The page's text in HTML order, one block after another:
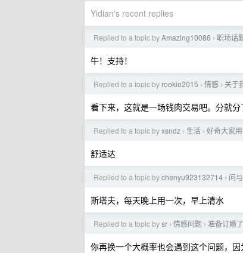
Yidian's recent replies
Replied to a topic byAmazing10086 › 职场话
牛！支持！
Replied to a topic by rookie2015 › 情感 › 关于
看下来，这就是一场钱肉交易吧。分就分
Replied to a topic byxsndz › 生活 › 好奇大家
舒适达
Replied to a topic bychenyu923132714 › 问
斯塔夫，每天晚上用一次，早上清水
Replied to a topic bysr › 情感问题 › 准备订婚
你再换一个大概率也会遇到这个问题，